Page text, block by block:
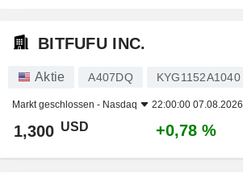
BITFUFU INC.
Aktie A407DQ KYG1152A1040
Markt geschlossen - Nasdaq 22:00:00 07.08.2026
1,300 USD +0,78 %